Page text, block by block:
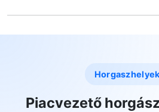
Piacvezető